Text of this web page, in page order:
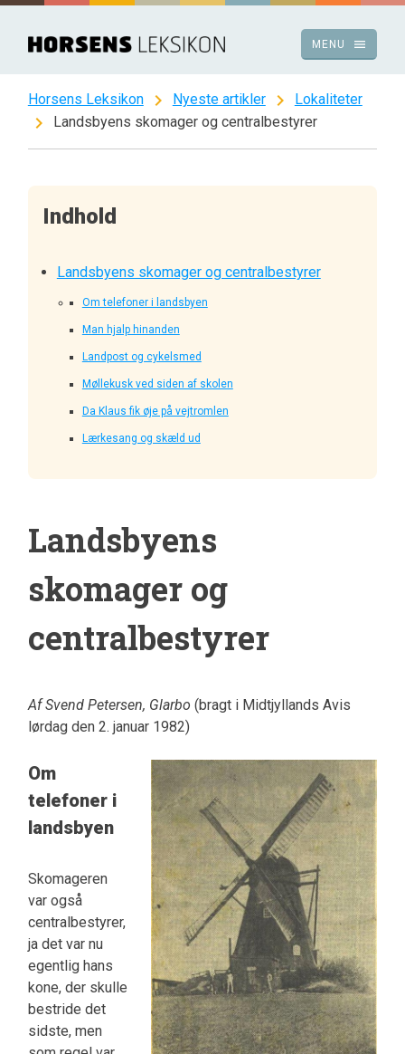
Spring
indhold
menu
MENU
Horsens Leksikon chevron_right Nyeste artikler chevron_right Lokaliteter
chevron_right Landsbyens skomager og centralbestyrer
Indhold
Landsbyens skomager og centralbestyrer
Om telefoner i landsbyen
Man hjalp hinanden
Landpost og cykelsmed
Møllekusk ved siden af skolen
Da Klaus fik øje på vejtromlen
Lærkesang og skæld ud
Landsbyens
skomager og
centralbestyrer
Af Svend Petersen, Glarbo (bragt i Midtjyllands Avis
lørdag den 2. januar 1982)
Om
telefoner i
landsbyen
Skomageren
var også
centralbestyrer,
ja det var nu
egentlig hans
kone, der skulle
bestride det
sidste, men